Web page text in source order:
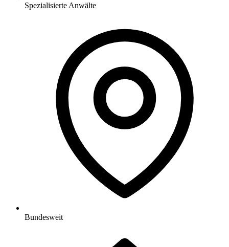
Spezialisierte Anwälte
Bundesweit